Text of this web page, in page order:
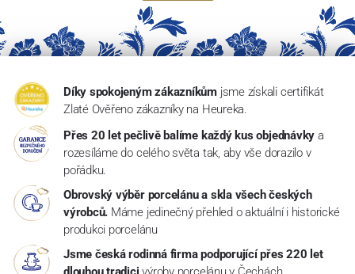
Díky spokojeným zákazníkům jsme získali certifikát
Zlaté Ověřeno zákazníky na Heureka.
Přes 20 let pečlivě balíme každý kus objednávky a
rozesíláme do celého světa tak, aby vše dorazilo v
pořádku.
Obrovský výběr porcelánu a skla všech českých
výrobců. Máme jedinečný přehled o aktuální i historické
produkci porcelánu
Jsme česká rodinná firma podporující přes 220 let